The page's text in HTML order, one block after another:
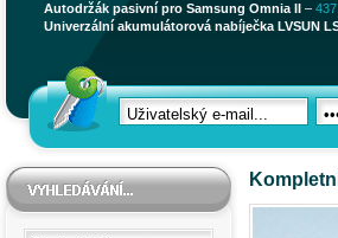
Autodržák pasivní pro Samsung Omnia II –
Univerzální akumulátorová nabíječka LVSUN